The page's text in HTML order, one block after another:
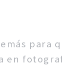
para
en